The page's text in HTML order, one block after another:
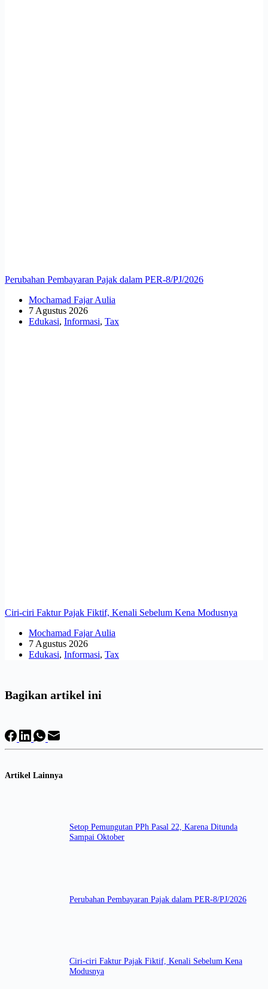
Perubahan Pembayaran Pajak dalam PER-8/PJ/2026
Mochamad Fajar Aulia
7 Agustus 2026
Edukasi, Informasi, Tax
Ciri-ciri Faktur Pajak Fiktif, Kenali Sebelum Kena Modusnya
Mochamad Fajar Aulia
7 Agustus 2026
Edukasi, Informasi, Tax
Bagikan artikel ini
Artikel Lainnya
Setop Pemungutan PPh Pasal 22, Karena Ditunda
Sampai Oktober
Perubahan Pembayaran Pajak dalam PER-8/PJ/2026
Ciri-ciri Faktur Pajak Fiktif, Kenali Sebelum Kena
Modusnya